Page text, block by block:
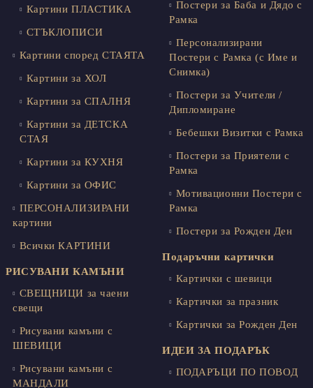
Картини ПЛАСТИКА
СТЪКЛОПИСИ
Картини според СТАЯТА
Картини за ХОЛ
Картини за СПАЛНЯ
Картини за ДЕТСКА
СТАЯ
Картини за КУХНЯ
Картини за ОФИС
ПЕРСОНАЛИЗИРАНИ
картини
Всички КАРТИНИ
РИСУВАНИ КАМЪНИ
СВЕЩНИЦИ за чаени
свещи
Рисувани камъни с
ШЕВИЦИ
Рисувани камъни с
МАНДАЛИ
Постери за Баба и Дядо с
Рамка
Персонализирани
Постери с Рамка (с Име и
Снимка)
Постери за Учители /
Дипломиране
Бебешки Визитки с Рамка
Постери за Приятели с
Рамка
Мотивационни Постери с
Рамка
Постери за Рожден Ден
Подаръчни картички
Картички с шевици
Картички за празник
Картички за Рожден Ден
ИДЕИ ЗА ПОДАРЪК
ПОДАРЪЦИ ПО ПОВОД